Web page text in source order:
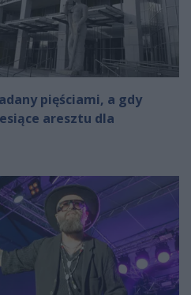
pięściami, a gdy
aresztu dla